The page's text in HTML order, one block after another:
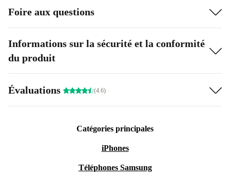
Foire aux questions
Informations sur la sécurité et la conformité
du produit
Évaluations (4.6)
Catégories principales
iPhones
Téléphones Samsung